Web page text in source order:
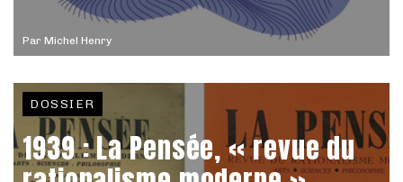
Par Michel Henry
DOSSIER
1939 : La Pensée, « revue du